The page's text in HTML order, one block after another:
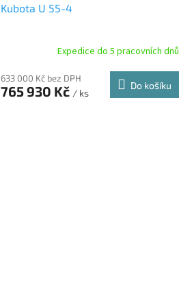
Kubota U 55-4
Expedice do 5 pracovních dnů
633 000 Kč bez DPH
765 930 Kč / ks
Do košíku